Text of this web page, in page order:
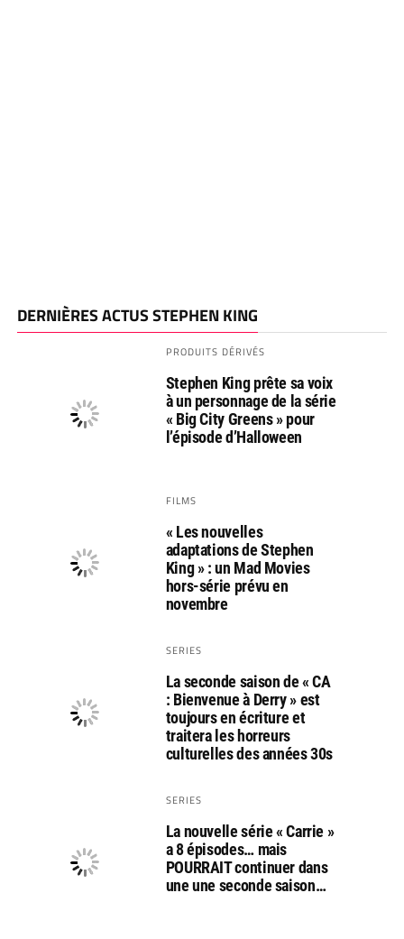
DERNIÈRES ACTUS STEPHEN KING
PRODUITS DÉRIVÉS
Stephen King prête sa voix
à un personnage de la série
« Big City Greens » pour
l’épisode d’Halloween
FILMS
« Les nouvelles
adaptations de Stephen
King » : un Mad Movies
hors-série prévu en
novembre
SERIES
La seconde saison de « CA
: Bienvenue à Derry » est
toujours en écriture et
traitera les horreurs
culturelles des années 30s
SERIES
La nouvelle série « Carrie »
a 8 épisodes… mais
POURRAIT continuer dans
une une seconde saison…